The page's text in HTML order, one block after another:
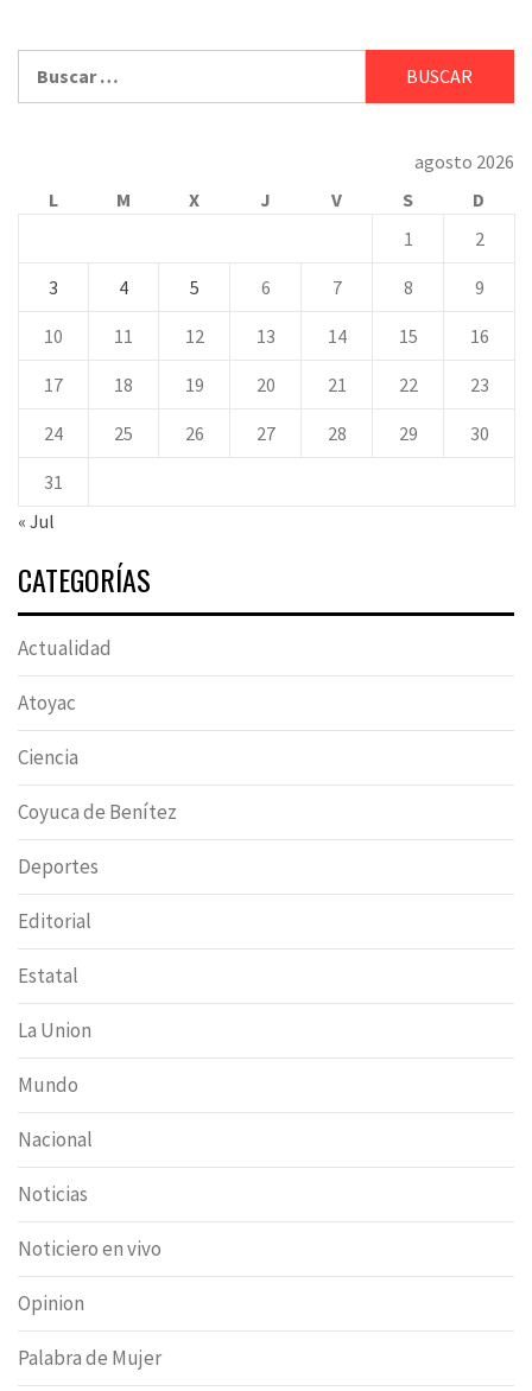
agosto 2026
L
M X J V S
D
1
2
3 4 5 6 7 8 9
10 11 12 13 14 15 16
17 18 19 20 21 22 23
24 25 26 27 28 29 30
31
« Jul
CATEGORÍAS
Actualidad
Atoyac
Ciencia
Coyuca de Benítez
Deportes
Editorial
Estatal
La Union
Mundo
Nacional
Noticias
Noticiero en vivo
Opinion
Palabra de Mujer